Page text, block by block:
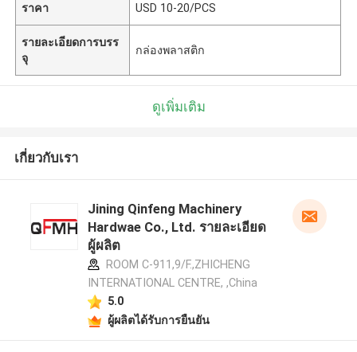
ราคา USD 10-20/PCS
รายละเอียดการบรร
จุ
กล่องพลาสติก
ดูเพิ่มเติม
เกี่ยวกับเรา
Jining Qinfeng Machinery
Hardwae Co., Ltd. รายละเอียด
ผู้ผลิต
ROOM C-911,9/F.,ZHICHENG
INTERNATIONAL CENTRE, ,China
5.0
ผู้ผลิตได้รับการยืนยัน